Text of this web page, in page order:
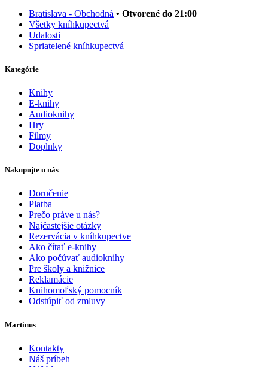
Bratislava - Obchodná • Otvorené do 21:00
Všetky kníhkupectvá
Udalosti
Spriatelené kníhkupectvá
Kategórie
Knihy
E-knihy
Audioknihy
Hry
Filmy
Doplnky
Nakupujte u nás
Doručenie
Platba
Prečo práve u nás?
Najčastejšie otázky
Rezervácia v kníhkupectve
Ako čítať e-knihy
Ako počúvať audioknihy
Pre školy a knižnice
Reklamácie
Knihomoľský pomocník
Odstúpiť od zmluvy
Martinus
Kontakty
Náš príbeh